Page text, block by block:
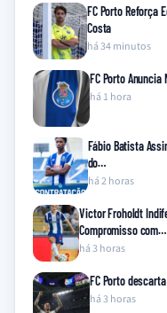
FC Porto Reforça
Costa
há 34 minutos
FC Porto
há 1 hora
Fábio Batista
do…
há 2 horas
Victor Froholdt
Compromisso com…
há 3 horas
FC Porto
há 3 horas